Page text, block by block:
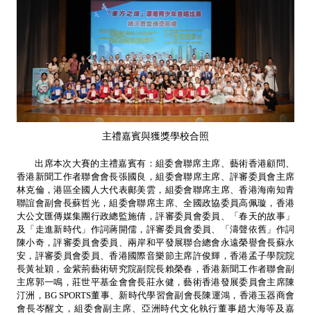
主禮嘉賓與獲獎學校合照
出席本次大賽的主禮嘉賓有：組委會聯席主席、藝術香港顧問、
香港新聞工作者聯會會長張國良，組委會聯席主席、評審委員會主席
林克倫，港區全國人大代表鄺美雲，組委會聯席主席、香港海南知青
聯誼會副會長蘇哲光，組委會聯席主席、全國政協委員高佩璇，香港
大公文匯傳媒集團行政總監施倩，評審委員會委員、「春天的故事」
及「走進新時代」作詞蔣開儒，評審委員會委員、「濤聲依舊」作詞
陳小奇，評審委員會委員、兩岸和平發展聯合總會永遠榮譽會長蘇永
安，評審委員會委員、香港國際音樂節主席許俊輝，香港孟子學院院
長黃祉穎，金紫荊藝術研究院副院長賴榮春，香港新聞工作者聯會副
主席郭一鳴，莊世平基金會會長莊永健，藝術香港發展委員會主席陳
汀洲，BG SPORTS董事、新時代學習會副會長陳運鴻，香港玉器商會
會長岑醒文，組委會副主席、亞洲時代文化執行董事趙大海等及嘉